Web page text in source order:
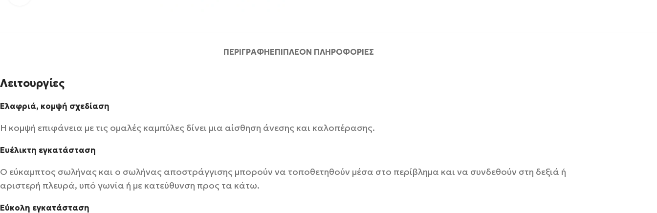
ΠΕΡΙΓΡΑΦΉΕΠΙΠΛΈΟΝ ΠΛΗΡΟΦΟΡΊΕΣ
Λειτουργίες
Ελαφριά, κομψή σχεδίαση
Η κομψή επιφάνεια με τις ομαλές καμπύλες δίνει μια αίσθηση άνεσης και καλοπέρασης.
Ευέλικτη εγκατάσταση
Ο εύκαμπτος σωλήνας και ο σωλήνας αποστράγγισης μπορούν να τοποθετηθούν μέσα στο περίβλημα και να συνδεθούν στη δεξιά ή
αριστερή πλευρά, υπό γωνία ή με κατεύθυνση προς τα κάτω.
Εύκολη εγκατάσταση